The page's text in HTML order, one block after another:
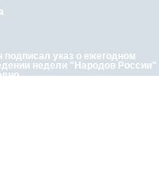
подписал указ о ежегодном
недели "Народов России"